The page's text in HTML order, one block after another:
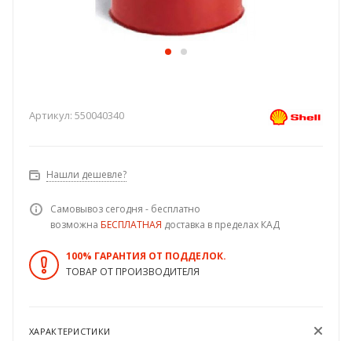
Артикул: 550040340
Нашли дешевле?
Самовывоз сегодня - бесплатно
возможна БЕСПЛАТНАЯ доставка в пределах КАД
100% ГАРАНТИЯ ОТ ПОДДЕЛОК.
ТОВАР ОТ ПРОИЗВОДИТЕЛЯ
ХАРАКТЕРИСТИКИ